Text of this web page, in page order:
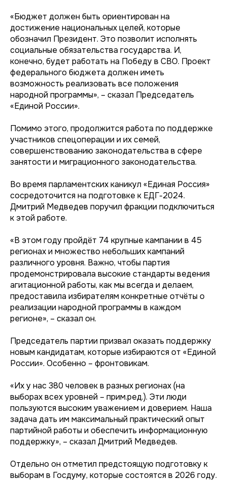
«Бюджет должен быть ориентирован на
достижение национальных целей, которые
обозначил Президент. Это позволит исполнять
социальные обязательства государства. И,
конечно, будет работать на Победу в СВО. Проект
федерального бюджета должен иметь
возможность реализовать все положения
народной программы», – сказал Председатель
«Единой России».
Помимо этого, продолжится работа по поддержке
участников спецоперации и их семей,
совершенствованию законодательства в сфере
занятости и миграционного законодательства.
Во время парламентских каникул «Единая Россия»
сосредоточится на подготовке к ЕДГ-2024.
Дмитрий Медведев поручил фракции подключиться
к этой работе.
«В этом году пройдёт 74 крупные кампании в 45
регионах и множество небольших кампаний
различного уровня. Важно, чтобы партия
продемонстрировала высокие стандарты ведения
агитационной работы, как мы всегда и делаем,
предоставила избирателям конкретные отчёты о
реализации народной программы в каждом
регионе», – сказал он.
Председатель партии призвал оказать поддержку
новым кандидатам, которые избираются от «Единой
России». Особенно – фронтовикам.
«Их у нас 380 человек в разных регионах (на
выборах всех уровней – прим.ред.). Эти люди
пользуются высоким уважением и доверием. Наша
задача дать им максимальный практический опыт
партийной работы и обеспечить информационную
поддержку», – сказал Дмитрий Медведев.
Отдельно он отметил предстоящую подготовку к
выборам в Госдуму, которые состоятся в 2026 году.